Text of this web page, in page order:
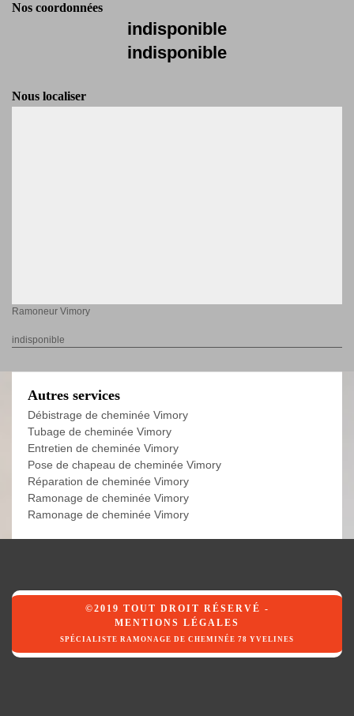
Nos coordonnées
indisponible
indisponible
Nous localiser
Ramoneur Vimory
indisponible
Autres services
Débistrage de cheminée Vimory
Tubage de cheminée Vimory
Entretien de cheminée Vimory
Pose de chapeau de cheminée Vimory
Réparation de cheminée Vimory
Ramonage de cheminée Vimory
Ramonage de cheminée Vimory
©2019 TOUT DROIT RÉSERVÉ -
MENTIONS LÉGALES
SPÉCIALISTE RAMONAGE DE CHEMINÉE 78 YVELINES